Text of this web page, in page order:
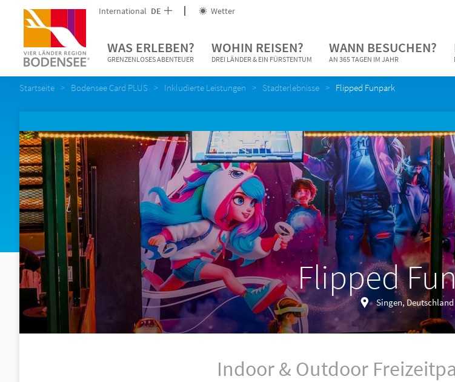
International DE Wetter
WAS ERLEBEN?
GRENZENLOSES ABENTEUER
WOHIN REISEN?
DREI LÄNDER & EIN FÜRSTENTUM
WANN BESUCHEN?
AN 365 TAGEN IM JAHR
Startseite Bodensee Card PLUS Inkludierte Leistungen Stadterlebnisse Flipped Funpark
Flipped
Singen, Deutschland
Indoor & Outdoor